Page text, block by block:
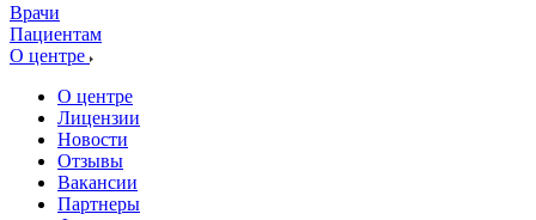
Врачи
Пациентам
О центре
О центре
Лицензии
Новости
Отзывы
Вакансии
Партнеры